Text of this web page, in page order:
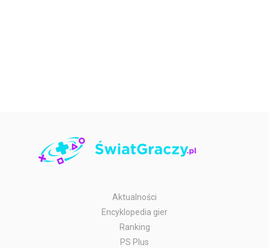
Aktualności
Encyklopedia gier
Ranking
PS Plus